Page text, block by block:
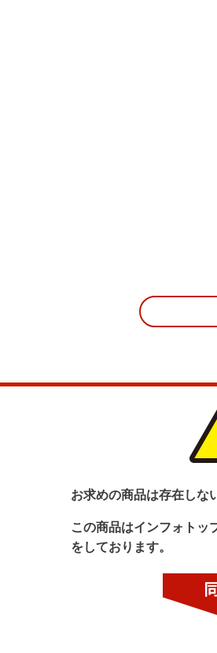
お求めの商品は存在しな
この商品はインフォトッ
をしております。